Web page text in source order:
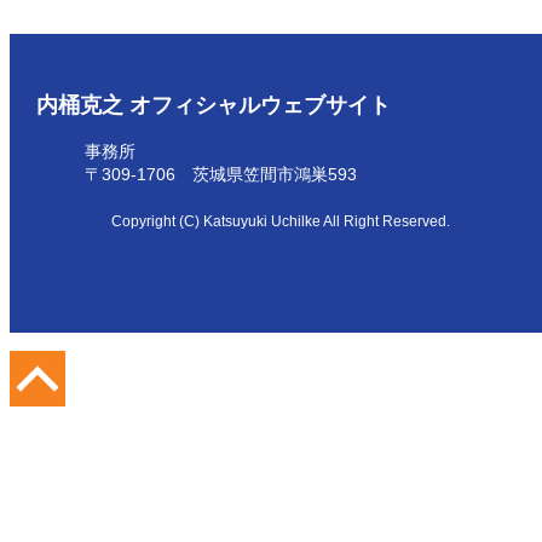
内桶克之 オフィシャルウェブサイト
事務所
〒309-1706 茨城県笠間市鴻巣593
Copyright (C) Katsuyuki Uchilke All Right Reserved.